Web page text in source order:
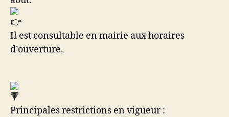
Il est consultable en mairie aux horaires
d’ouverture.
Principales restrictions en vigueur :